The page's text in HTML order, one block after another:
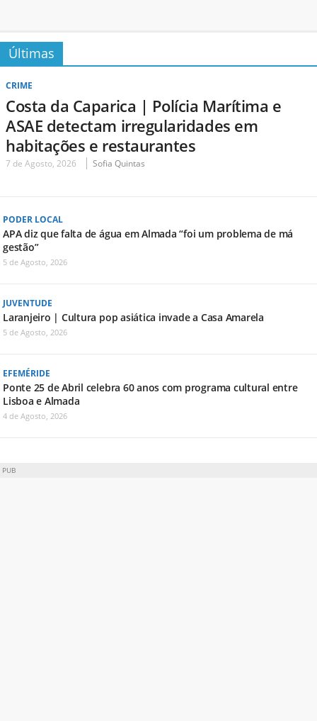
Últimas
CRIME
Costa da Caparica | Polícia Marítima e
ASAE detectam irregularidades em
habitações e restaurantes
7 de Agosto, 2026 Sofia Quintas
PODER LOCAL
APA diz que falta de água em Almada “foi um problema de má
gestão”
5 de Agosto, 2026
JUVENTUDE
Laranjeiro | Cultura pop asiática invade a Casa Amarela
5 de Agosto, 2026
EFEMÉRIDE
Ponte 25 de Abril celebra 60 anos com programa cultural entre
Lisboa e Almada
4 de Agosto, 2026
PUB